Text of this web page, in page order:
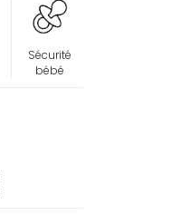
Sécurité
bébé